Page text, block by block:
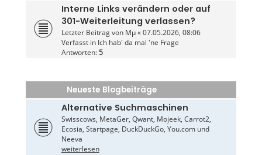
Interne Links verändern oder auf
301-Weiterleitung verlassen?
Letzter Beitrag von Mµ«07.05.2026, 08:06
Verfasst in Ich hab' da mal 'ne Frage
Antworten:5
Neueste Blogbeiträge
Alternative Suchmaschinen
Swisscows, MetaGer, Qwant, Mojeek, Carrot2,
Ecosia, Startpage, DuckDuckGo, You.com und
Neeva
weiterlesen